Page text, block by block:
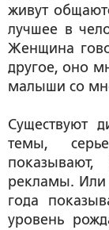
живут
лучшее в
Женщина
другое, оно
малыши со
Существуют
темы,
рекламы. Или
года
уровень